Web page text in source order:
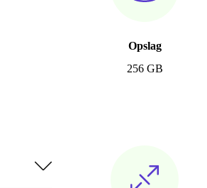
Opslag
256 GB